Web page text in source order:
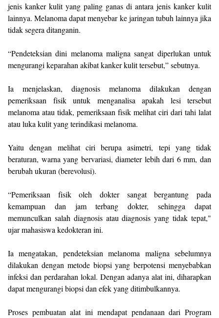
jenis kanker kulit yang paling ganas di antara jenis kanker kulit
lainnya. Melanoma dapat menyebar ke jaringan tubuh lainnya jika
tidak segera ditanganin.
“Pendeteksian dini melanoma maligna sangat diperlukan untuk
mengurangi keparahan akibat kanker kulit tersebut,” sebutnya.
Ia menjelaskan, diagnosis melanoma dilakukan dengan
pemeriksaan fisik untuk menganalisa apakah lesi tersebut
melanoma atau tidak, pemeriksaan fisik melihat ciri dari tahi lalat
atau luka kulit yang terindikasi melanoma.
Yaitu dengan melihat ciri berupa asimetri, tepi yang tidak
beraturan, warna yang bervariasi, diameter lebih dari 6 mm, dan
berubah ukuran (berevolusi).
“Pemeriksaan fisik oleh dokter sangat bergantung pada
kemampuan dan jam terbang dokter, sehingga dapat
memunculkan salah diagnosis atau diagnosis yang tidak tepat,"
ujar mahasiswa kedokteran ini.
Ia mengatakan, pendeteksian melanoma maligna sebelumnya
dilakukan dengan metode biopsi yang berpotensi menyebabkan
infeksi dan perdarahan lokal. Dengan adanya alat ini, diharapkan
dapat mengurangi biopsi dan efek yang ditimbulkannya.
Proses pembuatan alat ini mendapat pendanaan dari Program